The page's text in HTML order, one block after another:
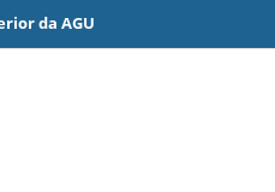
da AGU